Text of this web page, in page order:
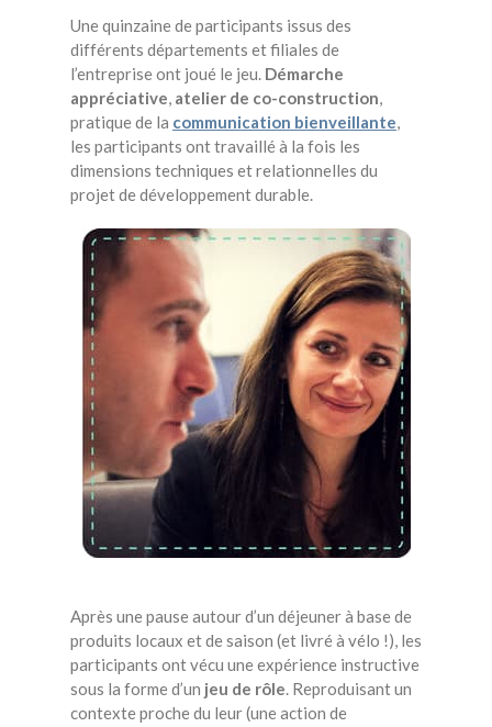
Une quinzaine de participants issus des
différents départements et filiales de
l’entreprise ont joué le jeu. Démarche
appréciative, atelier de co-construction,
pratique de la communication bienveillante,
les participants ont travaillé à la fois les
dimensions techniques et relationnelles du
projet de développement durable.
Après une pause autour d’un déjeuner à base de
produits locaux et de saison (et livré à vélo !), les
participants ont vécu une expérience instructive
sous la forme d’un jeu de rôle. Reproduisant un
contexte proche du leur (une action de